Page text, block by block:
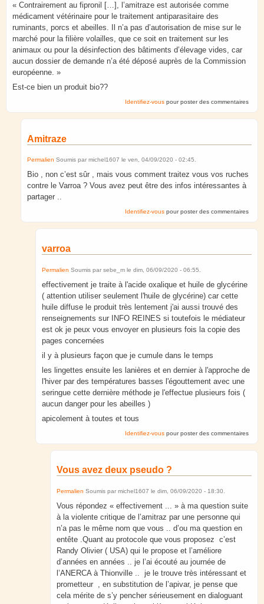
« Contrairement au fipronil […], l’amitraze est autorisée comme
médicament vétérinaire pour le traitement antiparasitaire des
ruminants, porcs et abeilles. Il n’a pas d’autorisation de mise sur le
marché pour la filière volailles, que ce soit en traitement sur les
animaux ou pour la désinfection des bâtiments d’élevage vides, car
aucun dossier de demande n’a été déposé auprès de la Commission
européenne. »
Est-ce bien un produit bio??
Identifiez-vous pour poster des commentaires
Amitraze
Permalien Soumis par michel1607 le ven, 04/09/2020 - 02:45.
Bio , non c’est sûr , mais vous comment traitez vous vos ruches
contre le Varroa ? Vous avez peut être des infos intéressantes à
partager ..
Identifiez-vous pour poster des commentaires
varroa
Permalien Soumis par sebe_m le dim, 06/09/2020 - 06:55
effectivement je traite à l'acide oxalique et huile de glycérine
( attention utiliser seulement l'huile de glycérine) car cette
huile diffuse le produit très lentement j'ai aussi trouvé des
renseignements sur INFO REINES si toutefois le médiateur
est ok je peux vous envoyer en plusieurs fois la copie des
pages concernées
il y à plusieurs façon que je cumule dans le temps
les lingettes ensuite les lanières et en dernier à l'approche de
l'hiver par des températures basses l'égouttement avec une
seringue cette dernière méthode je l'effectue plusieurs fois (
aucun danger pour les abeilles )
apicolement à toutes et tous
Identifiez-vous pour poster des commentaires
Vous avez deux pseudo ?
Permalien Soumis par michel1607 le dim, 06/09/2020 - 18:30
Vous répondez « effectivement ... » à ma question suite
à la violente critique de l’amitraz par une personne qui
n’a pas le même nom que vous .. d’ou ma question en
entête .Quant au protocole que vous proposez c’est
Randy Olivier ( USA) qui le propose et l’améliore
d’années en années .. je l’ai écouté au journée de
l’ANERCA à Thionville .. je le trouve très intéressant et
prometteur , en substitution de l’apivar, je pense que
cela mérite de s’y pencher sérieusement en dialoguant